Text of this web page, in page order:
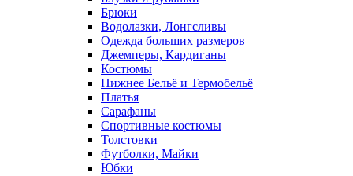
Брюки
Водолазки, Лонгсливы
Одежда больших размеров
Джемперы, Кардиганы
Костюмы
Нижнее Бельё и Термобельё
Платья
Сарафаны
Спортивные костюмы
Толстовки
Футболки, Майки
Юбки